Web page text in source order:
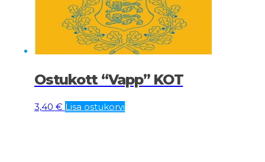
Ostukott “Vapp” KOT
3,40 € Lisa ostukorvi